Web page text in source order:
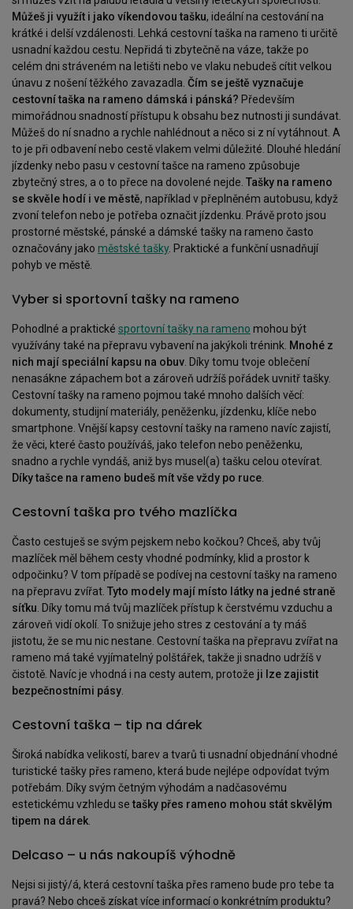
Můžeš ji využít i jako víkendovou tašku, ideální na cestování na
krátké i delší vzdálenosti. Lehká cestovní taška na rameno ti určitě
usnadní každou cestu. Nepřidá ti zbytečně na váze, takže po
celém dni stráveném na letišti nebo ve vlaku nebudeš cítit velkou
únavu z nošení těžkého zavazadla. Čím se ještě vyznačuje
cestovní taška na rameno dámská i pánská? Především
mimořádnou snadností přístupu k obsahu bez nutnosti ji sundávat.
Můžeš do ní snadno a rychle nahlédnout a něco si z ní vytáhnout. A
to je při odbavení nebo cestě vlakem velmi důležité. Dlouhé hledání
jízdenky nebo pasu v cestovní tašce na rameno způsobuje
zbytečný stres, a o to přece na dovolené nejde. Tašky na rameno
se skvěle hodí i ve městě, například v přeplněném autobusu, když
zvoní telefon nebo je potřeba označit jízdenku. Právě proto jsou
prostorné městské, pánské a dámské tašky na rameno často
označovány jako městské tašky. Praktické a funkční usnadňují
pohyb ve městě.
Vyber si sportovní tašky na rameno
Pohodlné a praktické sportovní tašky na rameno mohou být
využívány také na přepravu vybavení na jakýkoli trénink. Mnohé z
nich mají speciální kapsu na obuv. Díky tomu tvoje oblečení
nenasákne zápachem bot a zároveň udržíš pořádek uvnitř tašky.
Cestovní tašky na rameno pojmou také mnoho dalších věcí:
dokumenty, studijní materiály, peněženku, jízdenku, klíče nebo
smartphone. Vnější kapsy cestovní tašky na rameno navíc zajistí,
že věci, které často používáš, jako telefon nebo peněženku,
snadno a rychle vyndáš, aniž bys musel(a) tašku celou otevírat.
Díky tašce na rameno budeš mít vše vždy po ruce.
Cestovní taška pro tvého mazlíčka
Často cestuješ se svým pejskem nebo kočkou? Chceš, aby tvůj
mazlíček měl během cesty vhodné podmínky, klid a prostor k
odpočinku? V tom případě se podívej na cestovní tašky na rameno
na přepravu zvířat. Tyto modely mají místo látky na jedné straně
síťku. Díky tomu má tvůj mazlíček přístup k čerstvému vzduchu a
zároveň vidí okolí. To snižuje jeho stres z cestování a ty máš
jistotu, že se mu nic nestane. Cestovní taška na přepravu zvířat na
rameno má také vyjímatelný polštářek, takže ji snadno udržíš v
čistotě. Navíc je vhodná i na cesty autem, protože ji lze zajistit
bezpečnostními pásy.
Cestovní taška – tip na dárek
Široká nabídka velikostí, barev a tvarů ti usnadní objednání vhodné
turistické tašky přes rameno, která bude nejlépe odpovídat tvým
potřebám. Díky svým četným výhodám a nadčasovému
estetickému vzhledu setašky přes rameno mohou stát skvělým
tipem na dárek.
Delcaso – u nás nakoupíš výhodně
Nejsi si jistý/á, která cestovní taška přes rameno bude pro tebe ta
pravá? Nebo chceš získat více informací o konkrétním produktu?